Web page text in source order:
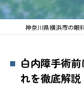
白内障手術
れを徹底解説